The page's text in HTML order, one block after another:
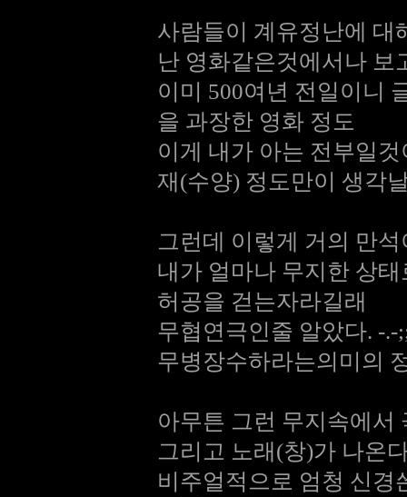
사람들이 계유정난에 대
난 영화같은것에서나 보
이미 500여년 전일이니
을 과장한 영화 정도
이게 내가 아는 전부일
재(수양) 정도만이 생각
그런데 이렇게 거의 만
내가 얼마나 무지한 상
허공을 걷는자라길래
무협연극인줄 알았다. -
무병장수하라는의미의
아무튼 그런 무지속에서
그리고 노래(창)가 나온
비주얼적으로 엄청 신경